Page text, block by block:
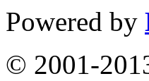
Powered by
© 2001-